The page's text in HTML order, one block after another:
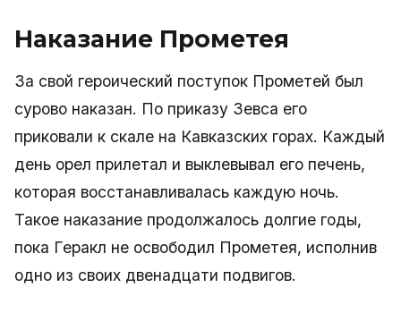
Наказание Прометея
За свой героический поступок Прометей был
сурово наказан. По приказу Зевса его
приковали к скале на Кавказских горах. Каждый
день орел прилетал и выклевывал его печень,
которая восстанавливалась каждую ночь.
Такое наказание продолжалось долгие годы,
пока Геракл не освободил Прометея, исполнив
одно из своих двенадцати подвигов.